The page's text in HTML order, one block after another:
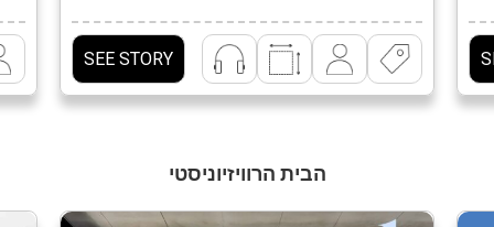
על
המשתרעים על פני שלושה מפלסים. "לבני
המשפחה, שהתרחבה בשלבי תכנון מתקדמים,
היה חשוב ליצור חלל מגורים גדול ומרווח
שיאפשר להם לערוך מסיבות ולארח כמות גדולה
של אנשים בפנים ובחוץ. את הפרוגרמה שניסחנו
SEE STORY
הבית הרוויזיוניסטי